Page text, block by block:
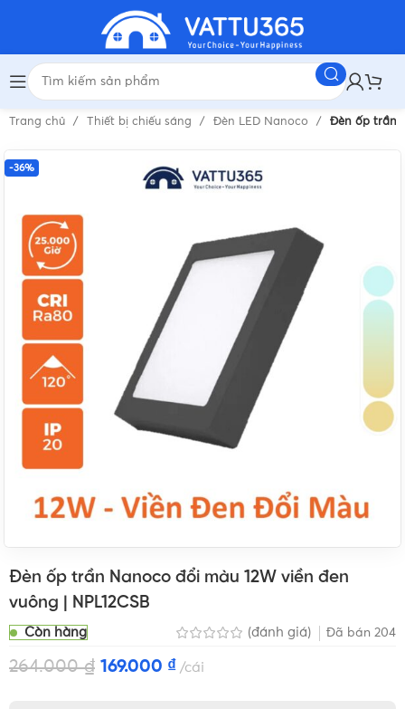
Trang chủ Thiết bị chiếu sáng Đèn LED Nanoco Đèn ốp trần
-36%
Đèn ốp trần Nanoco đổi màu 12W viền đen
vuông | NPL12CSB
Còn hàng (đánh giá) Đã bán 204
264.000₫ 169.000 ₫ cái